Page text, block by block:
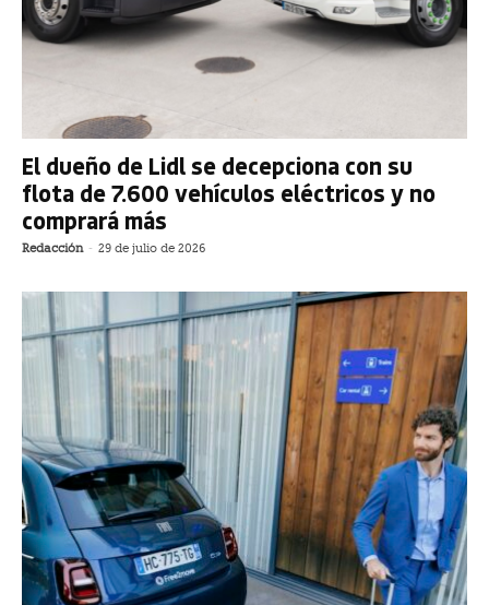
El dueño de Lidl se decepciona con su
flota de 7.600 vehículos eléctricos y no
comprará más
Redacción - 29 de julio de 2026